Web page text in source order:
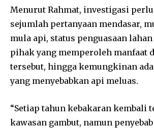
Menurut Rahmat, investigasi
sejumlah pertanyaan mendasar,
mula api, status penguasaan
pihak yang memperoleh manfaat
tersebut, hingga kemungkinan
yang menyebabkan api meluas.
“Setiap tahun kebakaran kembali
kawasan gambut, namun